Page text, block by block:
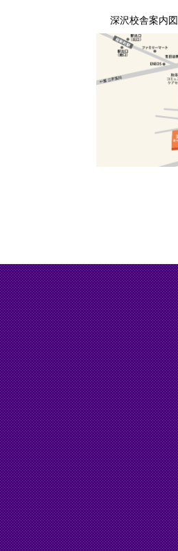
深沢校舎案内図